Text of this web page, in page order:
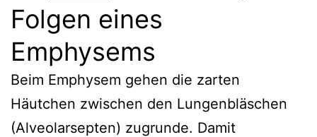
Folgen eines
Emphysems
Beim Emphysem gehen die zarten
Häutchen zwischen den Lungenbläschen
(Alveolarsepten) zugrunde. Damit